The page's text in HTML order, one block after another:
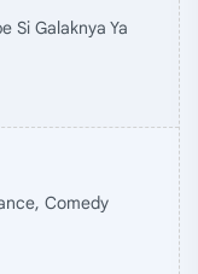
Si Galaknya Ya
Comedy